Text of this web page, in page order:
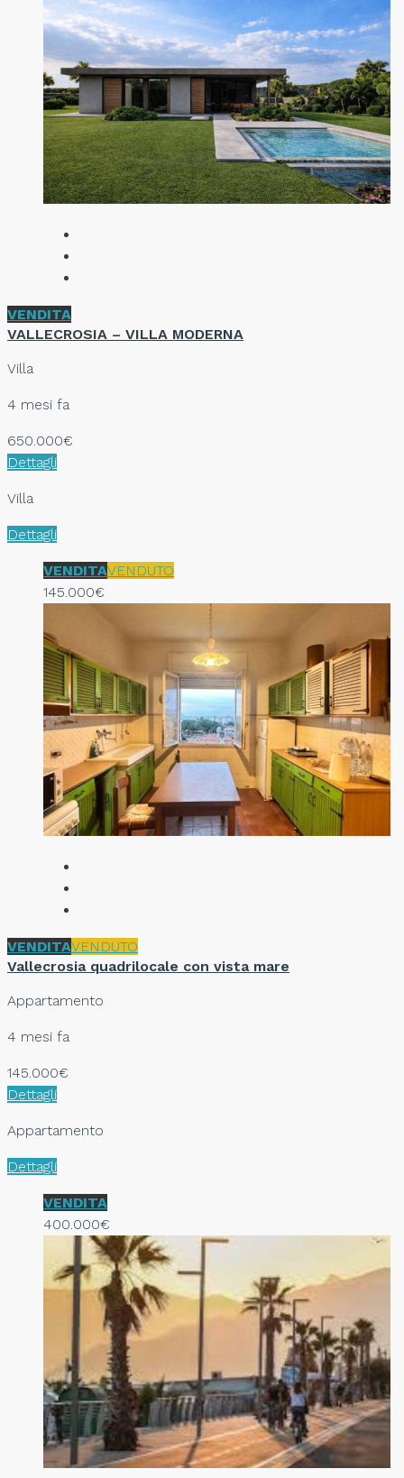
VENDITA
VALLECROSIA – VILLA MODERNA
Villa
4 mesi fa
650.000€
Dettagli
Villa
Dettagli
VENDITAVENDUTO
145.000€
VENDITAVENDUTO
Vallecrosia quadrilocale con vista mare
Appartamento
4 mesi fa
145.000€
Dettagli
Appartamento
Dettagli
VENDITA
400.000€